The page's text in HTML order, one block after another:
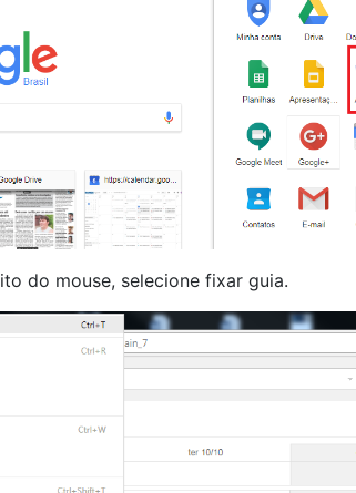
do mouse, selecione fixar guia.